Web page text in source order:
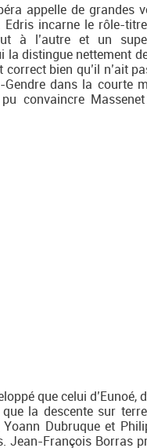
appelle de grandes
Edris incarne le rôle-
à l’autre et un
la distingue nettement
bien qu’il n’ait
dans la courte
convaincre
que celui d’Eunoé,
la descente sur
Dubruque et
Jean-François Borras